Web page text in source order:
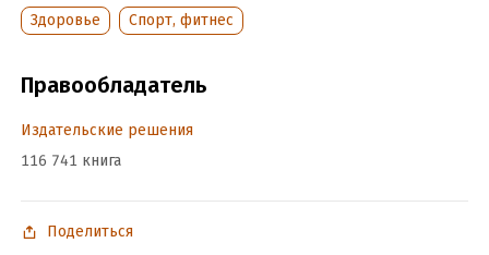
Год издания: 2025
ISBN (EAN):9785005940810
Здоровье Спорт, фитнес
Правообладатель
Издательские решения
116 741 книга
Поделиться